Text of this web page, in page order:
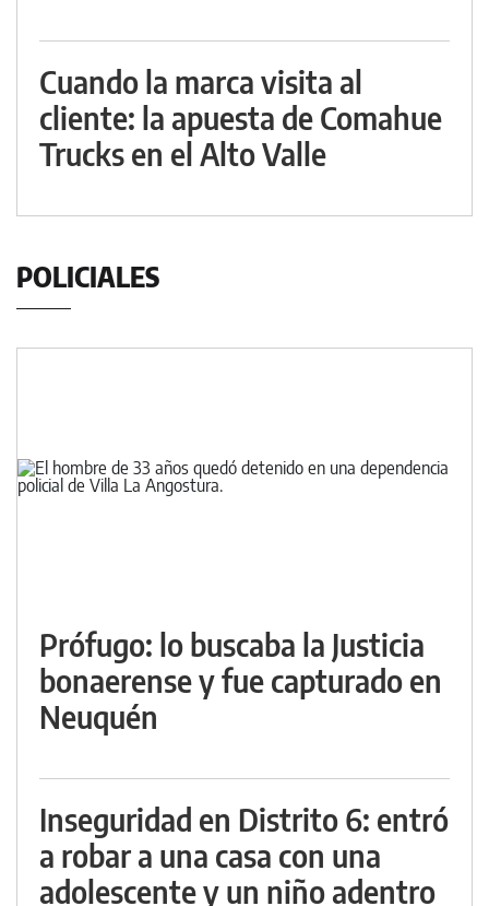
Cuando la marca visita al
cliente: la apuesta de Comahue
Trucks en el Alto Valle
POLICIALES
Prófugo: lo buscaba la Justicia
bonaerense y fue capturado en
Neuquén
Inseguridad en Distrito 6: entró
a robar a una casa con una
adolescente y un niño adentro